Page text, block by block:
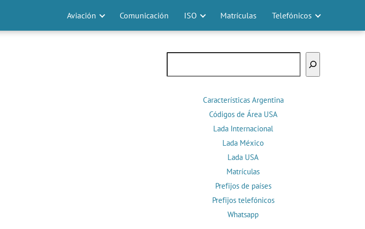
Aviación Comunicación ISO Matrículas Telefónicos
Características Argentina
Códigos de Área USA
Lada Internacional
Lada México
Lada USA
Matrículas
Prefijos de países
Prefijos telefónicos
Whatsapp